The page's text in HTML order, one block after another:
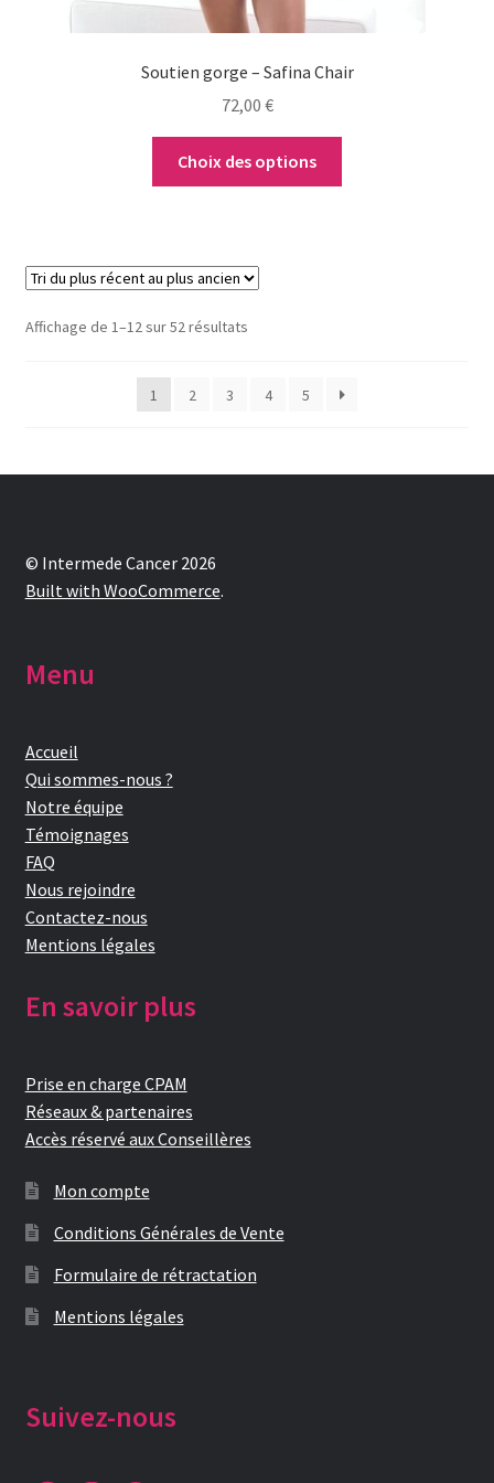
Soutien gorge – Safina Chair
72,00 €
Choix des options
page
produit
Affichage de 1–12 sur 52 résultatsTrié
récent
ancien
1 2 3 4 5
Menu
Accueil
Qui sommes-nous ?
Notre équipe
Témoignages
FAQ
Nous rejoindre
Contactez-nous
Mentions légales
En savoir plus
Prise en charge CPAM
Réseaux & partenaires
Accès réservé aux Conseillères
Mon compte
Conditions Générales de Vente
Formulaire de rétractation
Mentions légales
Suivez-nous
© Intermede Cancer 2026
Built with WooCommerce.